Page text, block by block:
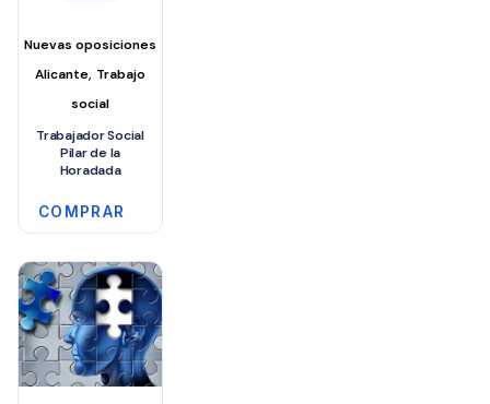
Nuevas oposiciones
Alicante, Trabajo
social
Trabajador Social
Pilar de la
Horadada
COMPRAR